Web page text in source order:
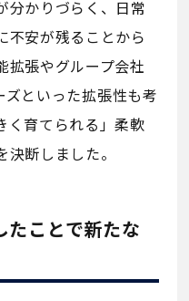
分かりづらく、日常
不安が残ることから
拡張やグループ会社
といった拡張性も考
く育てられる」柔軟
断しました。
たことで新たな